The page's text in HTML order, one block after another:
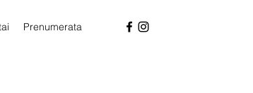
Prenumerata